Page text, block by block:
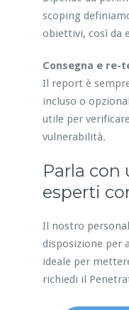
scoping
obiettivi, così da
Consegna e re-
Il report è
incluso o
utile per
vulnerabilità.
Parla con
esperti
Il nostro
disposizione per
ideale per
richiedi il